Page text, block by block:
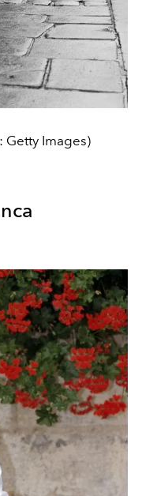
Getty Images)